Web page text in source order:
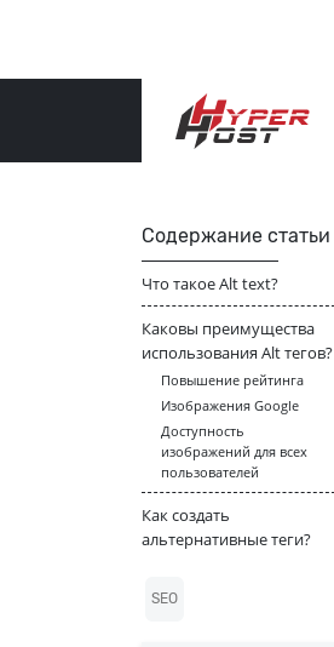
Содержание статьи
Что такое Alt text?
Каковы преимущества
использования Alt тегов?
Повышение рейтинга
Изображения Google
Доступность
изображений для всех
пользователей
Как создать
альтернативные теги?
SEO